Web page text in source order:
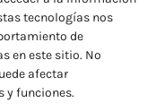
tecnologías nos
de
en este sitio. No
afectar
y funciones.
mediante
de esta web
Puede ser por
problemas
para ver